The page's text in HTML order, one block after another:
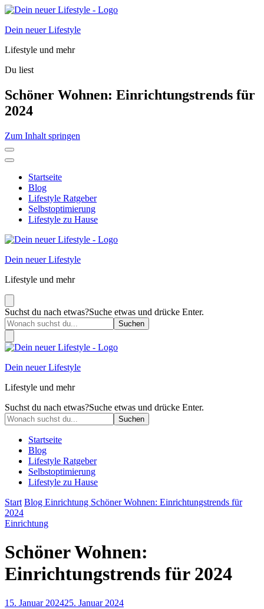
Dein neuer Lifestyle
Lifestyle und mehr
Du liest
Schöner Wohnen: Einrichtungstrends für
2024
Zum Inhalt springen
Startseite
Blog
Lifestyle Ratgeber
Selbstoptimierung
Lifestyle zu Hause
Dein neuer Lifestyle
Lifestyle und mehr
Suchst du nach etwas?Suche etwas und drücke Enter.
Dein neuer Lifestyle
Lifestyle und mehr
Suchst du nach etwas?Suche etwas und drücke Enter.
Startseite
Blog
Lifestyle Ratgeber
Selbstoptimierung
Lifestyle zu Hause
Start Blog Einrichtung Schöner Wohnen: Einrichtungstrends für
2024
Einrichtung
Schöner Wohnen:
Einrichtungstrends für 2024
15. Januar 202425. Januar 2024